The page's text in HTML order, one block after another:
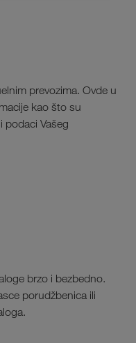
prevozima. Ovde u
kao što su
podaci Vašeg
brzo i bezbedno.
porudžbenica ili